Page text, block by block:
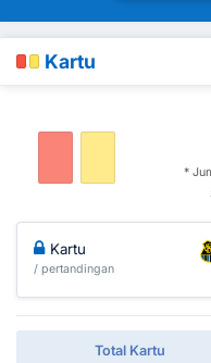
Kartu
*
Kartu
/ pertandingan
Total Kartu